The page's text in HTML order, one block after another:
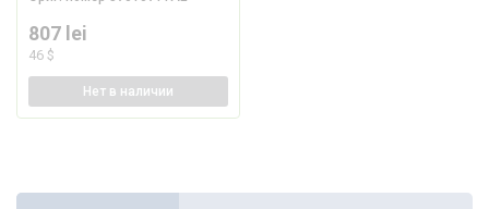
807 lei
46 $
Нет в наличии